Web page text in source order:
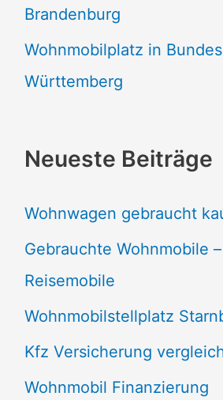
Brandenburg
Wohnmobilplatz in
Württemberg
Neueste Beiträge
Wohnwagen gebraucht
Gebrauchte Wohnmobile
Reisemobile
Wohnmobilstellplatz
Kfz Versicherung
Wohnmobil Finanzierung